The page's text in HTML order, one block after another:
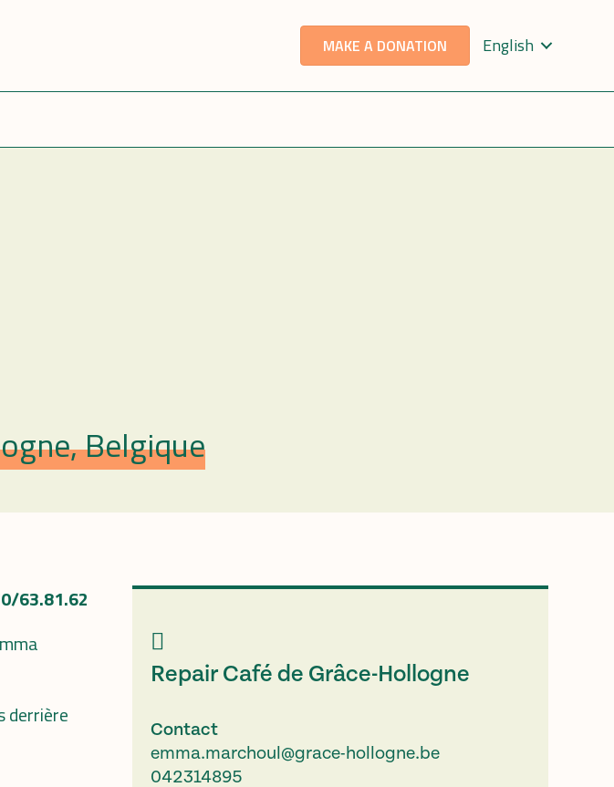
MAKE A DONATION English
Belgique
63.81.62
derrière
Repair Café de Grâce-Hollogne
Contact
emma.marchoul@grace-hollogne.be
042314895